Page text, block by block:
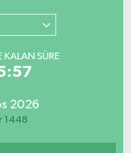
KALAN SÜRE
2026
1448